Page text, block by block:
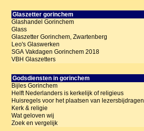
Glaszetter gorinchem
Glashandel Gorinchem
Glass
Glaszetter Gorinchem, Zwartenberg
Leo's Glaswerken
SGA Vakdagen Gorinchem 2018
VBH Glaszetters
Godsdiensten in gorinchem
Bijles Gorinchem
Helft Nederlanders is kerkelijk of religieus
Huisregels voor het plaatsen van lezersbijdragen
Kerk & religie
Wat geloven wij
Zoek en vergelijk